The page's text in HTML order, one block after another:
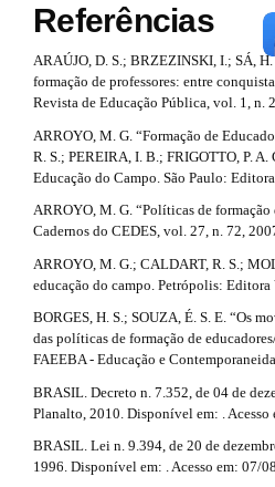
e
s
i
b
l
_
e
n
.
s
i
d
e
a
r
#
#
r
a
p
3
.
a
r
t
i
c
l
e
.
Referências
ARAÚJO, D. S.; BRZEZINSKI, I.; SÁ,
formação de professores: entre
Revista de Educação Pública, vol. 1, n.
ARROYO, M. G. “Formação de
R. S.; PEREIRA, I. B.; FRIGOTTO, P.
Educação do Campo. São Paulo:
ARROYO, M. G. “Políticas de formação
Cadernos do CEDES, vol. 27, n. 72,
ARROYO, M. G.; CALDART, R. S.;
educação do campo. Petrópolis: Editora
BORGES, H. S.; SOUZA, É. S. E. “Os
das políticas de formação de
FAEEBA - Educação e
BRASIL. Decreto n. 7.352, de 04 de
Planalto, 2010. Disponível em: . Acesso
BRASIL. Lei n. 9.394, de 20 de
1996. Disponível em: . Acesso em: 07/